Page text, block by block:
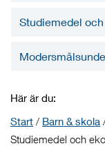
Studiemedel
Här är du:
Start / Barn & skola
Studiemedel och